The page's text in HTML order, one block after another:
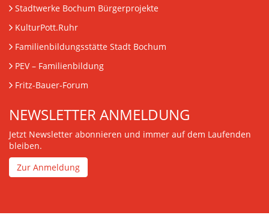
Stadtwerke Bochum Bürgerprojekte
KulturPott.Ruhr
Familienbildungsstätte Stadt Bochum
PEV– Familienbildung
Fritz-Bauer-Forum
NEWSLETTER ANMELDUNG
Jetzt Newsletter abonnieren und immer auf dem Laufenden
bleiben.
Zur Anmeldung